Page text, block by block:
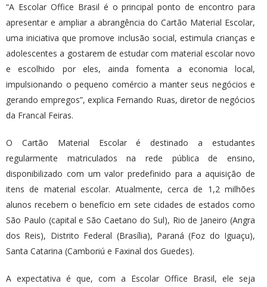
“A Escolar Office Brasil é o principal ponto de encontro para
apresentar e ampliar a abrangência do Cartão Material Escolar,
uma iniciativa que promove inclusão social, estimula crianças e
adolescentes a gostarem de estudar com material escolar novo
e escolhido por eles, ainda fomenta a economia local,
impulsionando o pequeno comércio a manter seus negócios e
gerando empregos”, explica Fernando Ruas, diretor de negócios
da Francal Feiras.
O Cartão Material Escolar é destinado a estudantes
regularmente matriculados na rede pública de ensino,
disponibilizado com um valor predefinido para a aquisição de
itens de material escolar. Atualmente, cerca de 1,2 milhões
alunos recebem o benefício em sete cidades de estados como
São Paulo (capital e São Caetano do Sul), Rio de Janeiro (Angra
dos Reis), Distrito Federal (Brasília), Paraná (Foz do Iguaçu),
Santa Catarina (Camboriú e Faxinal dos Guedes).
A expectativa é que, com a Escolar Office Brasil, ele seja